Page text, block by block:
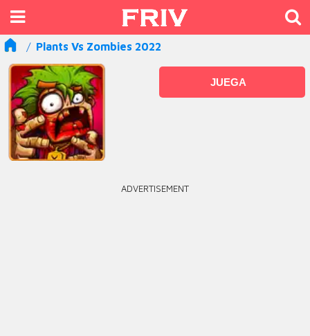
Plants Vs Zombies 2022
JUEGA
ADVERTISEMENT